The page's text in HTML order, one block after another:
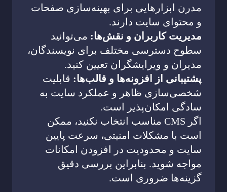
مدرن ابزارهایی برای بهینه‌سازی صفحات
و محتوای سایت دارند.
مدیریت کاربران و نقش‌ها: می‌توانید
سطوح دسترسی مختلف برای نویسندگان،
مدیران و ویرایشگران تعیین کنید.
پشتیبانی از افزونه‌ها و قالب‌ها: قابلیت
شخصی‌سازی ظاهر و عملکرد سایت به
سادگی امکان‌پذیر است.
اگر CMS مناسب انتخاب نکنید، ممکن
است با مشکلات امنیتی، سرعت پایین
سایت و محدودیت در افزودن امکانات
مواجه شوید. بنابراین بررسی دقیق
گزینه‌ها ضروری است.